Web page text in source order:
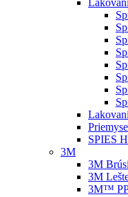
SPIES
3M
3M
3M
3M™